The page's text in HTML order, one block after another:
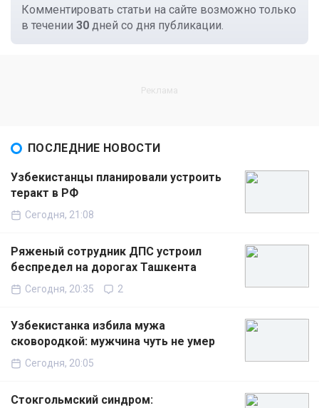
Комментировать статьи на сайте возможно только
в течении 30 дней со дня публикации.
ПОСЛЕДНИЕ НОВОСТИ
Узбекистанцы планировали устроить
теракт в РФ
Сегодня, 21:08
Ряженый сотрудник ДПС устроил
беспредел на дорогах Ташкента
Сегодня, 20:35 2
Узбекистанка избила мужа
сковородкой: мужчина чуть не умер
Сегодня, 20:05
Стокгольмский синдром: